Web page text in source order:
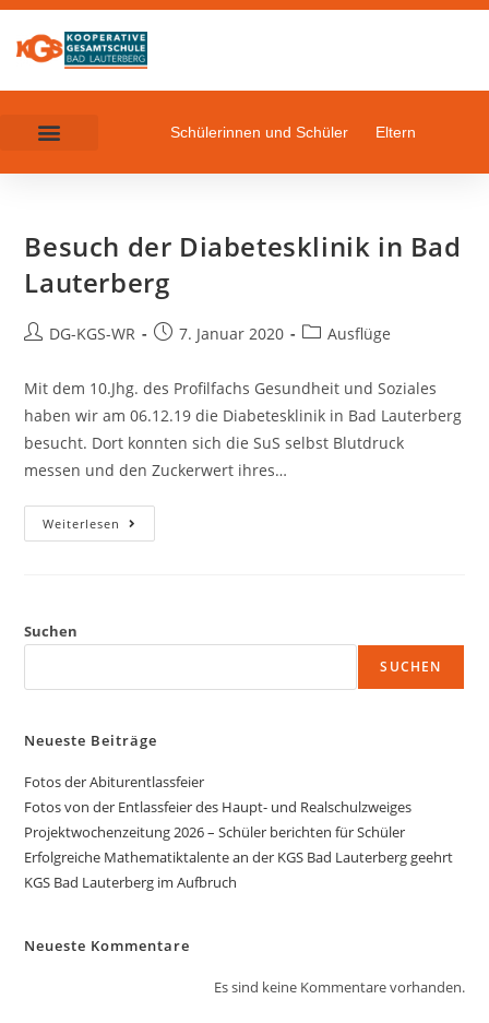
Schülerinnen und Schüler Eltern
Besuch der Diabetesklinik in Bad
Lauterberg
DG-KGS-WR 7. Januar 2020 Ausflüge
Mit dem 10.Jhg. des Profilfachs Gesundheit und Soziales
haben wir am 06.12.19 die Diabetesklinik in Bad Lauterberg
besucht. Dort konnten sich die SuS selbst Blutdruck
messen und den Zuckerwert ihres…
Weiterlesen
Suchen
SUCHEN
Neueste Beiträge
Fotos der Abiturentlassfeier
Fotos von der Entlassfeier des Haupt- und Realschulzweiges
Projektwochenzeitung 2026 – Schüler berichten für Schüler
Erfolgreiche Mathematiktalente an der KGS Bad Lauterberg geehrt
KGS Bad Lauterberg im Aufbruch
Neueste Kommentare
Es sind keine Kommentare vorhanden.